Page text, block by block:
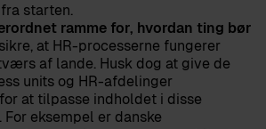
starten.
ramme for, hvordan ting bør
at HR-processerne fungerer
af lande. Husk dog at give de
units og HR-afdelinger
at tilpasse indholdet i disse
For eksempel er danske